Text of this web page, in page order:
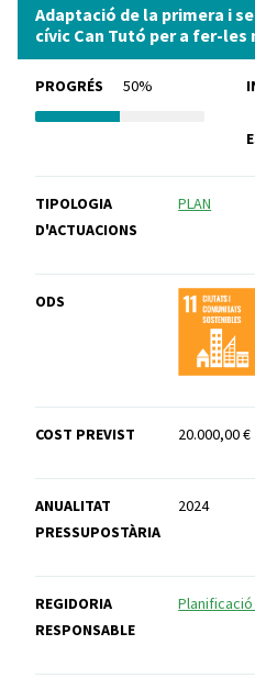
Adaptació de la primera i
cívic Can Tutó per a fer-les
PROGRÉS 50%
TIPOLOGIA
D'ACTUACIONS
PLAN
ODS
COST PREVIST 20.000,00 €
ANUALITAT
PRESSUPOSTÀRIA
2024
REGIDORIA
RESPONSABLE